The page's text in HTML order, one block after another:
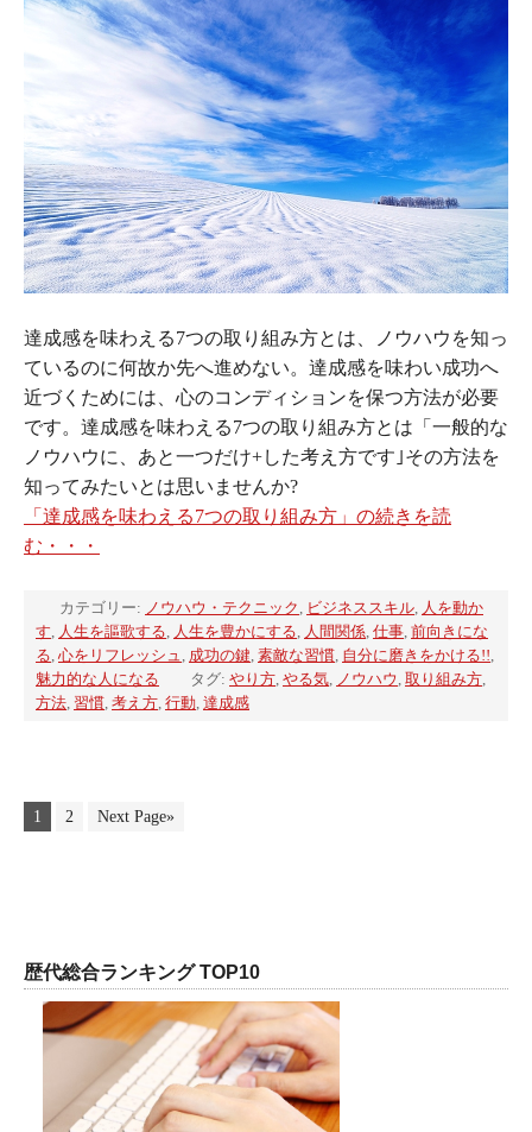
達成感を味わえる7つの取り組み方とは、ノウハウを知っ
ているのに何故か先へ進めない。達成感を味わい成功へ
近づくためには、心のコンディションを保つ方法が必要
です。達成感を味わえる7つの取り組み方とは「一般的な
ノウハウに、あと一つだけ+した考え方です｣その方法を
知ってみたいとは思いませんか?
「達成感を味わえる7つの取り組み方」の続きを読
む・・・
カテゴリー: ノウハウ・テクニック , ビジネススキル, 人を動か
す, 人生を謳歌する, 人生を豊かにする, 人間関係, 仕事, 前向きにな
る, 心をリフレッシュ , 成功の鍵, 素敵な習慣, 自分に磨きをかける!!,
魅力的な人になる
タグ: やり方, やる気, ノウハウ , 取り組み方,
方法, 習慣, 考え方, 行動, 達成感
1 2 Next Page»
歴代総合ランキング TOP10